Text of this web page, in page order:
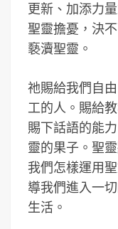
更新、加添力
聖靈擔憂，決
褻瀆聖靈。
祂賜給我們自
工的人。賜給
賜下話語的能
靈的果子。聖
我們怎樣運用
導我們進入一
生活。